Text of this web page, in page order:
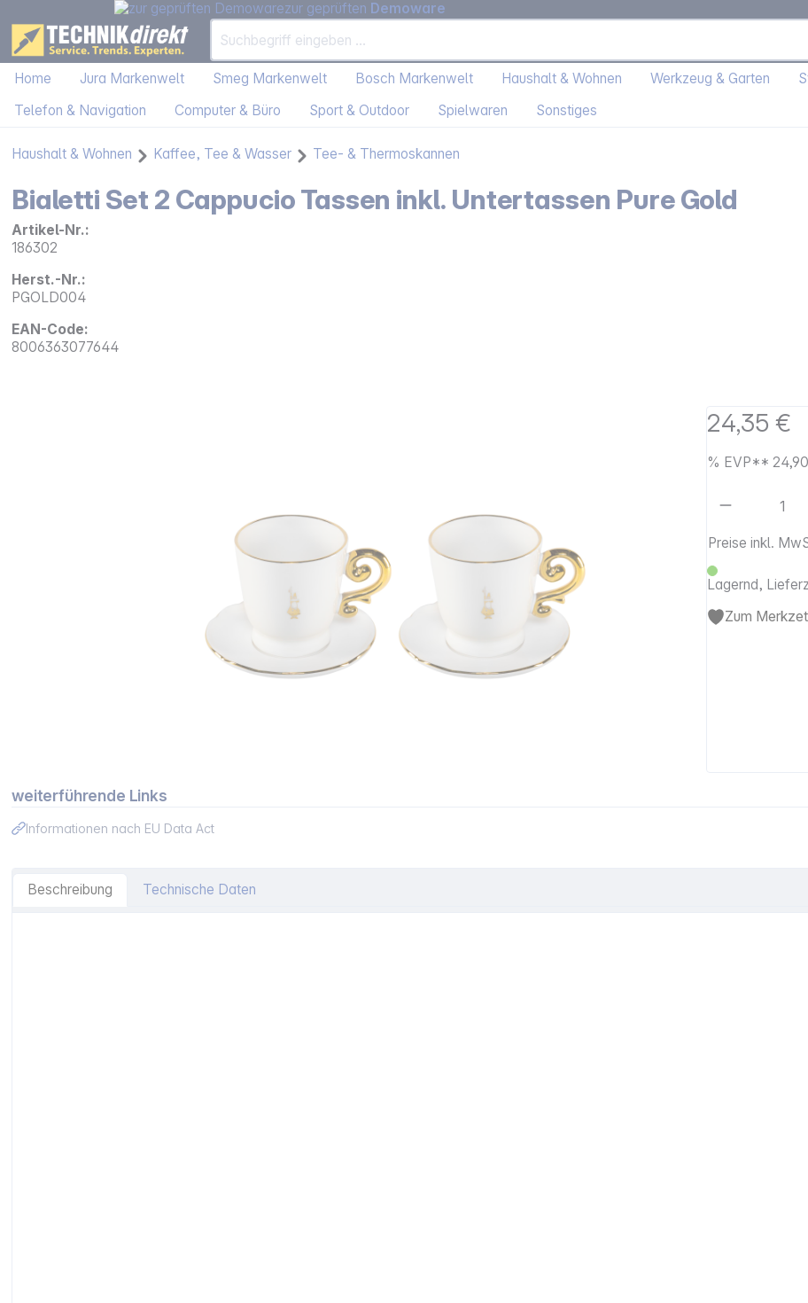
zur geprüften Demoware
Home Jura Markenwelt Smeg Markenwelt Bosch Markenwelt Haushalt & Wohnen Werkzeug & Garten
Telefon & Navigation
Computer & Büro Sport & Outdoor Spielwaren Sonstiges
Haushalt & Wohnen Kaffee, Tee & Wasser Tee- & Thermoskannen
Bialetti Set 2 Cappucio Tassen inkl. Untertassen Pure Gold
Artikel-Nr.:
186302
Herst.-Nr.:
PGOLD004
EAN-Code:
8006363077644
24,35 €
% EVP**
Preise inkl.
Lagernd,
Artikel
Zum
weiterführende Links
Informationen nach EU Data Act
Beschreibung Technische Daten